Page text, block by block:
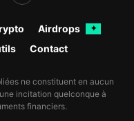
Airdrops ✦
Contact
ne constituent en aucun
incitation quelconque à
financiers.